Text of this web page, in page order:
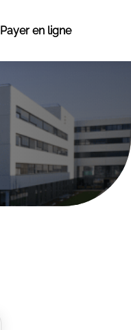
Payer en ligne